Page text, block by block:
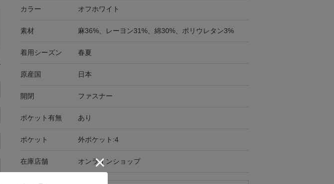
カラー オフホワイト
素材 麻36%、レーヨン31%、綿30%、ポリウレタン3%
着用シーズン 春夏
原産国 日本
開閉 ファスナー
ポケット有無 あり
ポケット 外ポケット:4
在庫店舗 オンラインショップ